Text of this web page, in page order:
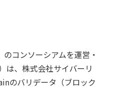
コンソーシアムを運営・
は、株式会社サイバーリ
のバリデータ（ブロック